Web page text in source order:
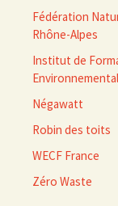
Fédération
Rhône-Alpes
Institut de
Négawatt
Robin des toits
WECF France
Zéro Waste